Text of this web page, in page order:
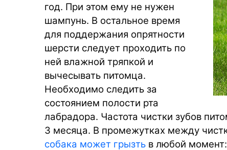
год. При этом ему не нужен
шампунь. В остальное время
для поддержания опрятности
шерсти следует проходить по
ней влажной тряпкой и
вычесывать питомца.
Необходимо следить за
состоянием полости рта
лабрадора. Частота чистки зубов
3 месяца. В промежутках между
собака может грызть в любой